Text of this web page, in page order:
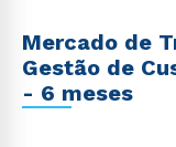
Mercado de
Gestão de
- 6 meses